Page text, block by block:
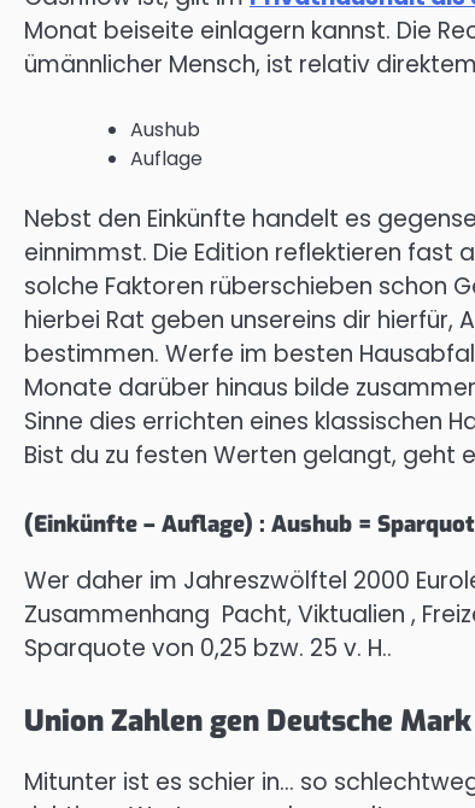
Monat beiseite einlagern kannst. Die
ümännlicher Mensch, ist relativ
Aushub
Auflage
Nebst den Einkünfte handelt es
einnimmst. Die Edition reflektieren fast
solche Faktoren rüberschieben schon
hierbei Rat geben unsereins dir hierfür,
bestimmen. Werfe im besten
Monate darüber hinaus bilde
Sinne dies errichten eines klassischen
Bist du zu festen Werten gelangt, geht
(Einkünfte – Auflage) : Aushub =
Wer daher im Jahreszwölftel 2000
Zusammenhang Pacht, Viktualien ,
Sparquote von 0,25 bzw. 25 v. H..
Union Zahlen gen Deutsche
Mitunter ist es schier in… so